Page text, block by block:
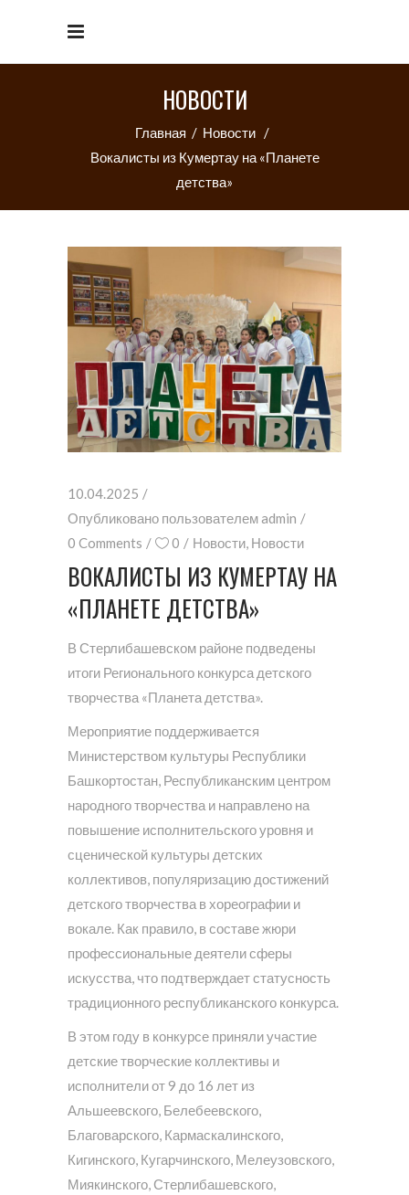
НОВОСТИ
Главная / Новости /
Вокалисты из Кумертау на «Планете
детства»
10.04.2025
Опубликовано пользователемadmin
0 Comments
0 Новости, Новости
ВОКАЛИСТЫ ИЗ КУМЕРТАУ НА
«ПЛАНЕТЕ ДЕТСТВА»
В Стерлибашевском районе подведены
итоги Регионального конкурса детского
творчества «Планета детства».
Мероприятие поддерживается
Министерством культуры Республики
Башкортостан, Республиканским центром
народного творчества и направлено на
повышение исполнительского уровня и
сценической культуры детских
коллективов, популяризацию достижений
детского творчества в хореографии и
вокале. Как правило, в составе жюри
профессиональные деятели сферы
искусства, что подтверждает статусность
традиционного республиканского конкурса.
В этом году в конкурсе приняли участие
детские творческие коллективы и
исполнители от 9 до 16 лет из
Альшеевского, Белебеевского,
Благоварского, Кармаскалинского,
Кигинского, Кугарчинского, Мелеузовского,
Миякинского, Стерлибашевского,